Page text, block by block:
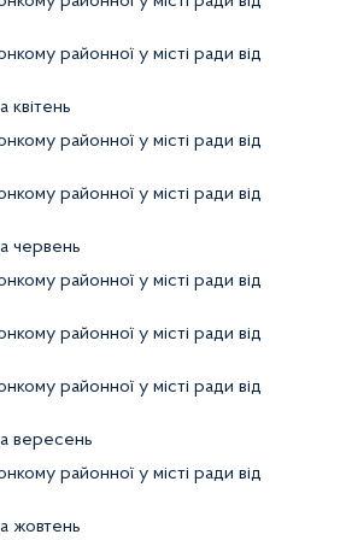
районної у місті ради від
квітень
районної у місті ради від
районної у місті ради від
червень
районної у місті ради від
районної у місті ради від
районної у місті ради від
вересень
районної у місті ради від
жовтень